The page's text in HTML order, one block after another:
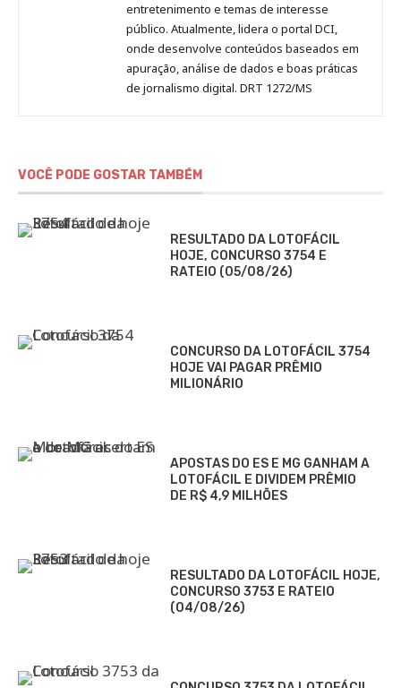
entretenimento e temas de interesse
público. Atualmente, lidera o portal DCI,
onde desenvolve conteúdos baseados em
apuração, análise de dados e boas práticas
de jornalismo digital. DRT 1272/MS
VOCÊ PODE GOSTAR TAMBÉM
RESULTADO DA LOTOFÁCIL
HOJE, CONCURSO 3754 E
RATEIO (05/08/26)
CONCURSO DA LOTOFÁCIL 3754
HOJE VAI PAGAR PRÊMIO
MILIONÁRIO
APOSTAS DO ES E MG GANHAM A
LOTOFÁCIL E DIVIDEM PRÊMIO
DE R$ 4,9 MILHÕES
RESULTADO DA LOTOFÁCIL HOJE,
CONCURSO 3753 E RATEIO
(04/08/26)